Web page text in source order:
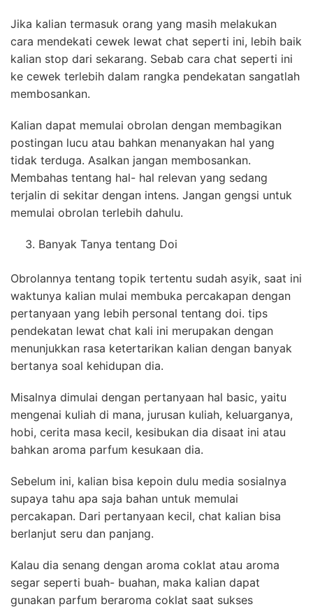
Jika kalian termasuk orang yang masih melakukan
cara mendekati cewek lewat chat seperti ini, lebih baik
kalian stop dari sekarang. Sebab cara chat seperti ini
ke cewek terlebih dalam rangka pendekatan sangatlah
membosankan.
Kalian dapat memulai obrolan dengan membagikan
postingan lucu atau bahkan menanyakan hal yang
tidak terduga. Asalkan jangan membosankan.
Membahas tentang hal- hal relevan yang sedang
terjalin di sekitar dengan intens. Jangan gengsi untuk
memulai obrolan terlebih dahulu.
Banyak Tanya tentang Doi
Obrolannya tentang topik tertentu sudah asyik, saat ini
waktunya kalian mulai membuka percakapan dengan
pertanyaan yang lebih personal tentang doi. tips
pendekatan lewat chat kali ini merupakan dengan
menunjukkan rasa ketertarikan kalian dengan banyak
bertanya soal kehidupan dia.
Misalnya dimulai dengan pertanyaan hal basic, yaitu
mengenai kuliah di mana, jurusan kuliah, keluarganya,
hobi, cerita masa kecil, kesibukan dia disaat ini atau
bahkan aroma parfum kesukaan dia.
Sebelum ini, kalian bisa kepoin dulu media sosialnya
supaya tahu apa saja bahan untuk memulai
percakapan. Dari pertanyaan kecil, chat kalian bisa
berlanjut seru dan panjang.
Kalau dia senang dengan aroma coklat atau aroma
segar seperti buah- buahan, maka kalian dapat
gunakan parfum beraroma coklat saat sukses